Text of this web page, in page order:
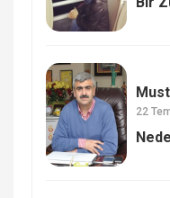
22